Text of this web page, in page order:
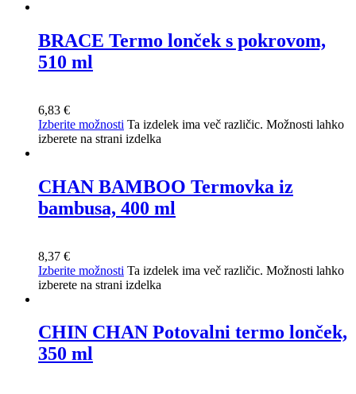
BRACE Termo lonček s pokrovom,
510 ml
6,83 €
Izberite možnosti Ta izdelek ima več različic. Možnosti lahko
izberete na strani izdelka
CHAN BAMBOO Termovka iz
bambusa, 400 ml
8,37 €
Izberite možnosti Ta izdelek ima več različic. Možnosti lahko
izberete na strani izdelka
CHIN CHAN Potovalni termo lonček,
350 ml